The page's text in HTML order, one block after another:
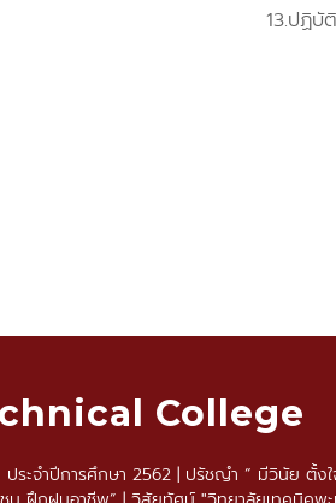
13.ปฏิบั
College
ประจำปีการศึกษา 2562 | ปรัชญำ “ มีวินัย